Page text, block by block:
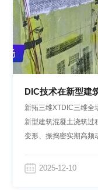
DIC技术在新型建
中的应用
新拓三维XTDIC三维全
新型建筑混凝土浇筑过
变形、振捣密实期高频
2025-12-10